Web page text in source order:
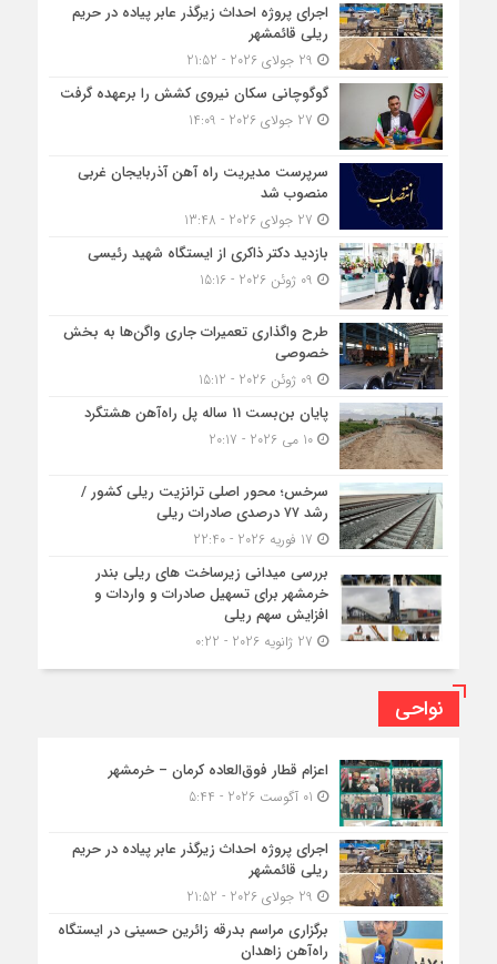
اجرای پروژه احداث زیرگذر عابر پیاده در حریم
ریلی قائمشهر
گوگوچانی سکان نیروی کشش را برعهده گرفت
سرپرست مدیریت راه آهن آذربایجان غربی
منصوب شد
بازدید دکتر ذاکری از ایستگاه شهید رئیسی
طرح واگذاری تعمیرات جاری واگن‌ها به بخش
خصوصی
پایان بن‌بست 11 ساله پل راه‌آهن هشتگرد
10 می 2026 - 20:17
سرخس؛ محور اصلی ترانزیت ریلی کشور /
رشد ۷۷ درصدی صادرات ریلی
بررسی میدانی زیرساخت های ریلی بندر
خرمشهر برای تسهیل صادرات و واردات و
افزایش سهم ریلی
نواحی
اعزام قطار فوق‌العاده کرمان – خرمشهر
اجرای پروژه احداث زیرگذر عابر پیاده در حریم
ریلی قائمشهر
برگزاری مراسم بدرقه زائرین حسینی در ایستگاه
راه‌آهن زاهدان